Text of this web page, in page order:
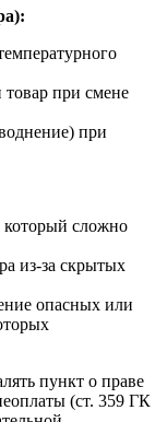
товар при смене
при
который сложно
из-за скрытых
опасных или
пункт о праве
(ст. 359 ГК